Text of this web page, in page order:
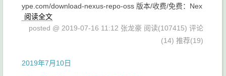
ype.com/download-nexus-repo-oss 版本/收费/免费：Nex
阅读全文
posted @ 2019-07-16 11:12 张龙豪 阅读(107415) 评论
(14) 推荐(19)
2019年7月10日